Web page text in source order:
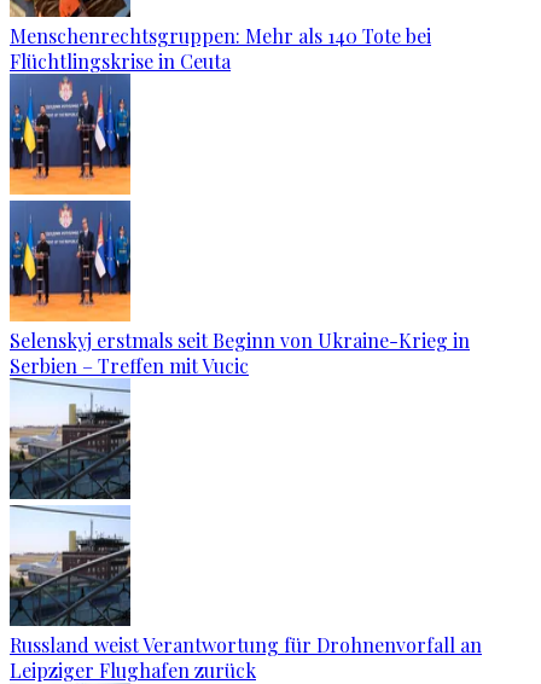
Menschenrechtsgruppen: Mehr als 140 Tote bei
Flüchtlingskrise in Ceuta
Selenskyj erstmals seit Beginn von Ukraine-Krieg in
Serbien – Treffen mit Vucic
Russland weist Verantwortung für Drohnenvorfall an
Leipziger Flughafen zurück